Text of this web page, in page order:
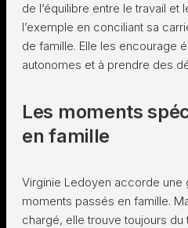
de l’équilibre entre le travail et
l’exemple en conciliant sa
de famille. Elle les encourage
autonomes et à prendre des
Les moments
en famille
Virginie Ledoyen accorde une
moments passés en famille.
chargé, elle trouve toujours